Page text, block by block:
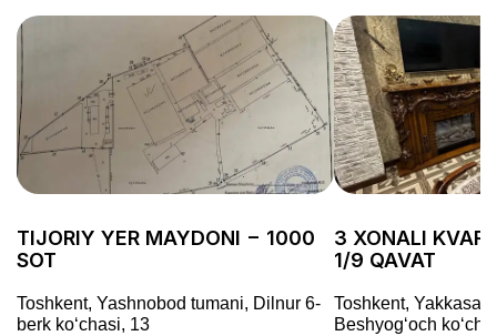
TIJORIY YER MAYDONI − 1000
SOT
Toshkent, Yashnobod tumani, Dilnur 6-
berk koʻchasi, 13
3 XONALI
1/9 QAVAT
Toshkent,
Beshyogʻoch